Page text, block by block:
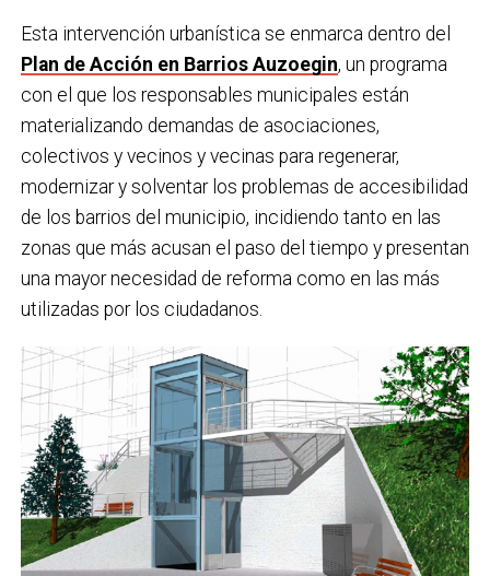
Esta intervención urbanística se enmarca dentro del
Plan de Acción en Barrios Auzoegin, un programa
con el que los responsables municipales están
materializando demandas de asociaciones,
colectivos y vecinos y vecinas para regenerar,
modernizar y solventar los problemas de accesibilidad
de los barrios del municipio, incidiendo tanto en las
zonas que más acusan el paso del tiempo y presentan
una mayor necesidad de reforma como en las más
utilizadas por los ciudadanos.